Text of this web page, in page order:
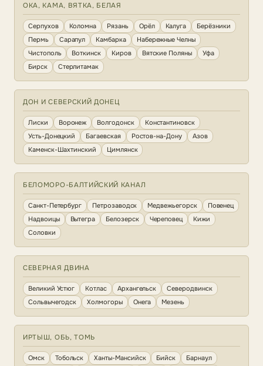
ОКА, КАМА, ВЯТКА, БЕЛАЯ
Серпухов Коломна Рязань Орёл Калуга
Берёзники
Пермь
Сарапул Камбарка
Набережные Челны
Чистополь
Воткинск Киров Вятские Поляны
Уфа
Бирск
Стерлитамак
ДОН И СЕВЕРСКИЙ ДОНЕЦ
Лиски Воронеж Волгодонск
Константиновск
Усть-Донецкий
Багаевская Ростов-на-Дону
Азов
Каменск-Шахтинский
Цимлянск
БЕЛОМОРО-БАЛТИЙСКИЙ КАНАЛ
Санкт-Петербург Петрозаводск Медвежьегорск
Повенец
Надвоицы
Вытегра Белозерск Череповец
Кижи
Соловки
СЕВЕРНАЯ ДВИНА
Великий Устюг Котлас Архангельск
Северодвинск
Сольвычегодск
Холмогоры Онега Мезень
ИРТЫШ, ОБЬ, ТОМЬ
Омск Тобольск Ханты-Мансийск Бийск
Барнаул